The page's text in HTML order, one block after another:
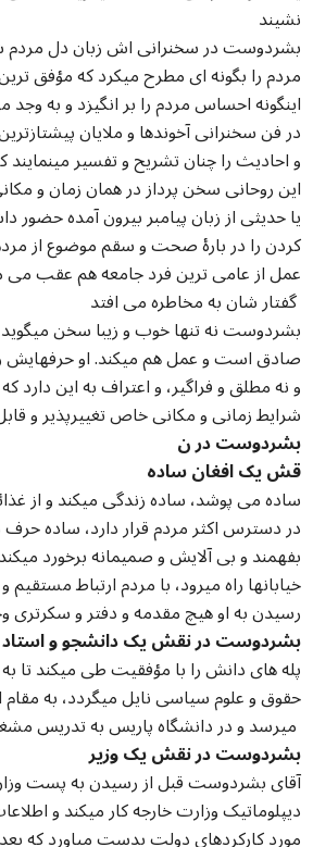
نشیند
بشردوست در سخنرانی اش زبان دل مردم
مردم را بگونه ای مطرح میکرد که مؤفق
اینگونه احساس مردم را بر انگیزد و به وجد
در فن سخنرانی آخوندها و ملایان
و احادیث را چنان تشریح و تفسیر
این روحانی سخن پرداز در همان زمان و
یا حدیثی از زبان پیامبر بیرون آمده حضور
کردن را در بارۀ صحت و سقم موضوع از
عمل از عامی ترین فرد جامعه هم عقب
گفتار شان به مخاطره می افتد
بشردوست نه تنها خوب و زیبا سخن
صادق است و عمل هم میکند. او حرفهایش
و نه مطلق و فراگیر، و اعتراف به این
شرایط زمانی و مکانی خاص تغییرپذیر و
بشردوست در ن
قش یک افغان ساده
ساده می پوشد، ساده زندگی میکند و از
در دسترس اکثر مردم قرار دارد، ساده حرف
بفهمند و بی آلایش و صمیمانه برخورد
خیابانها راه میرود، با مردم ارتباط مستقیم
رسیدن به او هیچ مقدمه و دفتر و سکرتری
بشردوست در نقش یک دانشجو و استاد
پله های دانش را با مؤفقیت طی میکند تا
حقوق و علوم سیاسی نایل میگردد، به
بشردوست در نقش یک وزیر
آقای بشردوست قبل از رسیدن به پست
دیپلوماتیک وزارت خارجه کار میکند و
مورد کارکردهای دولت بدست میاورد که بعد